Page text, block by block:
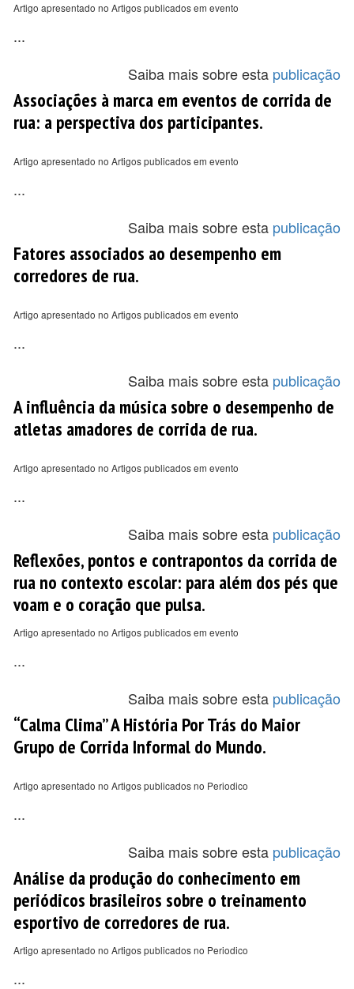
Artigo apresentado no Artigos publicados em evento
...
Saiba mais sobre esta publicação
Associações à marca em eventos de corrida de
rua: a perspectiva dos participantes.
Artigo apresentado no Artigos publicados em evento
...
Saiba mais sobre esta publicação
Fatores associados ao desempenho em
corredores de rua.
Artigo apresentado no Artigos publicados em evento
...
Saiba mais sobre esta publicação
A influência da música sobre o desempenho de
atletas amadores de corrida de rua.
Artigo apresentado no Artigos publicados em evento
...
Saiba mais sobre esta publicação
Reflexões, pontos e contrapontos da corrida de
rua no contexto escolar: para além dos pés que
voam e o coração que pulsa.
Artigo apresentado no Artigos publicados em evento
...
Saiba mais sobre esta publicação
“Calma Clima” A História Por Trás do Maior
Grupo de Corrida Informal do Mundo.
Artigo apresentado no Artigos publicados no Periodico
...
Saiba mais sobre esta publicação
Análise da produção do conhecimento em
periódicos brasileiros sobre o treinamento
esportivo de corredores de rua.
Artigo apresentado no Artigos publicados no Periodico
...